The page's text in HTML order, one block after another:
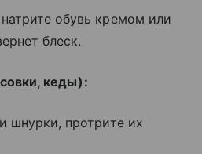
обувь кремом или
блеск.
кеды):
шнурки, протрите их